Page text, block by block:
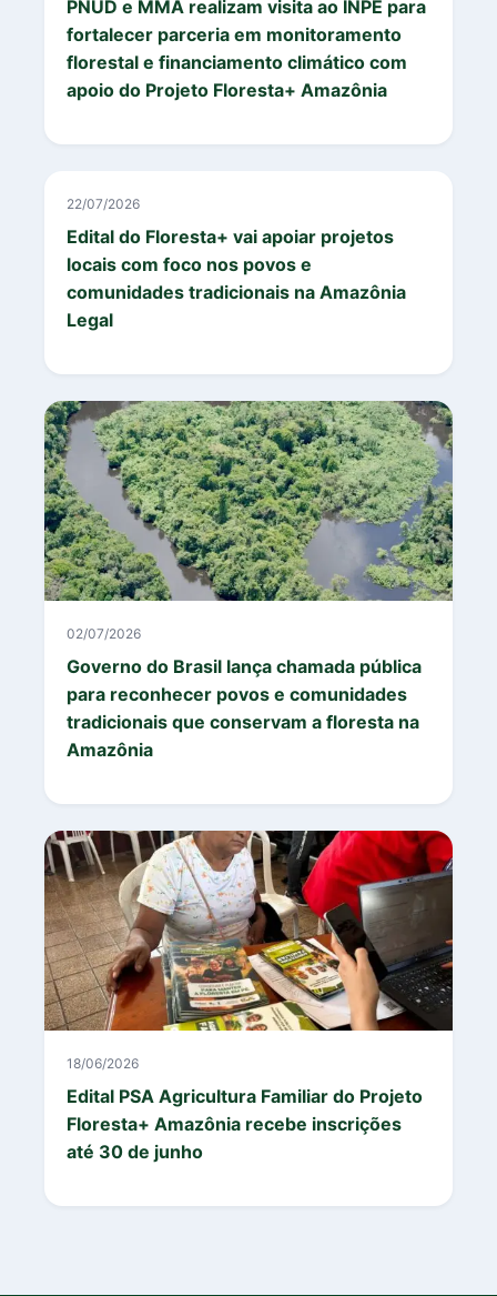
PNUD e MMA realizam visita ao INPE para
fortalecer parceria em monitoramento
florestal e financiamento climático com
apoio do Projeto Floresta+ Amazônia
22/07/2026
Edital do Floresta+ vai apoiar projetos
locais com foco nos povos e
comunidades tradicionais na Amazônia
Legal
02/07/2026
Governo do Brasil lança chamada pública
para reconhecer povos e comunidades
tradicionais que conservam a floresta na
Amazônia
18/06/2026
Edital PSA Agricultura Familiar do Projeto
Floresta+ Amazônia recebe inscrições
até 30 de junho